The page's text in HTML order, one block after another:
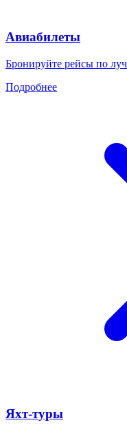
Авиабилеты
Бронируйте рейсы по
Подробнее
Яхт-туры